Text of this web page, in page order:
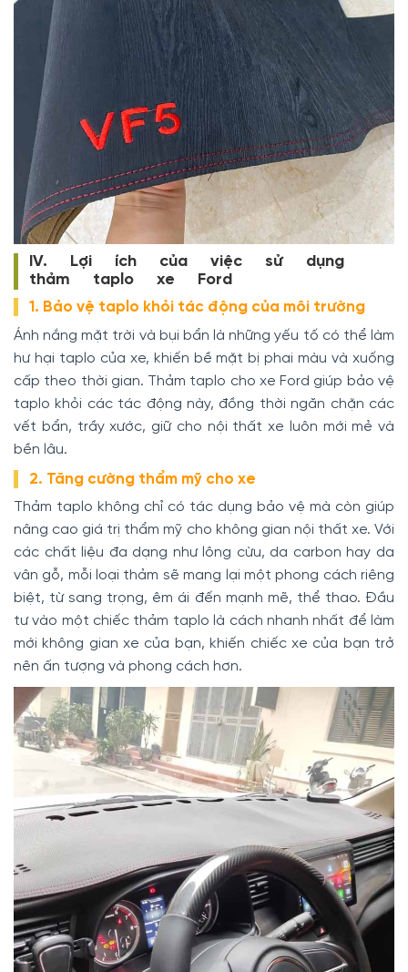
IV. Lợi ích của việc sử dụng
thảm taplo xe Ford
1. Bảo vệ taplo khỏi tác động của môi trường
Ánh nắng mặt trời và bụi bẩn là những yếu tố có thể làm
hư hại taplo của xe, khiến bề mặt bị phai màu và xuống
cấp theo thời gian. Thảm taplo cho xe Ford giúp bảo vệ
taplo khỏi các tác động này, đồng thời ngăn chặn các
vết bẩn, trầy xước, giữ cho nội thất xe luôn mới mẻ và
bền lâu.
2. Tăng cường thẩm mỹ cho xe
Thảm taplo không chỉ có tác dụng bảo vệ mà còn giúp
nâng cao giá trị thẩm mỹ cho không gian nội thất xe. Với
các chất liệu đa dạng như lông cừu, da carbon hay da
vân gỗ, mỗi loại thảm sẽ mang lại một phong cách riêng
biệt, từ sang trọng, êm ái đến mạnh mẽ, thể thao. Đầu
tư vào một chiếc thảm taplo là cách nhanh nhất để làm
mới không gian xe của bạn, khiến chiếc xe của bạn trở
nên ấn tượng và phong cách hơn.